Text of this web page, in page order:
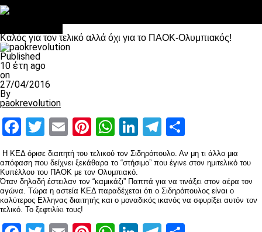
Καλός για τον τελικό αλλά όχι για το ΠΑΟΚ-Ολυμπιακός!
Published
10 έτη ago
on
27/04/2016
By
paokrevolution
Facebook
Twitter
EmailPinterest
WhatsApp
LinkedIn
Telegram
Η ΚΕΔ όρισε διαιτητή του τελικού τον Σιδηρόπουλο. Αν μη τι άλλο μια
απόφαση που δείχνει ξεκάθαρα το “στήσιμο” που έγινε στον ημιτελικό του
Κυπέλλου του ΠΑΟΚ με τον Ολυμπιακό.
Όταν δηλαδή έστειλαν τον “καμικάζι” Παππά για να τινάξει στον αέρα τον
αγώνα. Τώρα η αστεία ΚΕΔ παραδέχεται ότι ο Σιδηρόπουλος είναι ο
καλύτερος Ελληνας διαιτητής και ο μοναδικός ικανός να σφυρίξει αυτόν τον
τελικό. Το ξεφτιλίκι τους!